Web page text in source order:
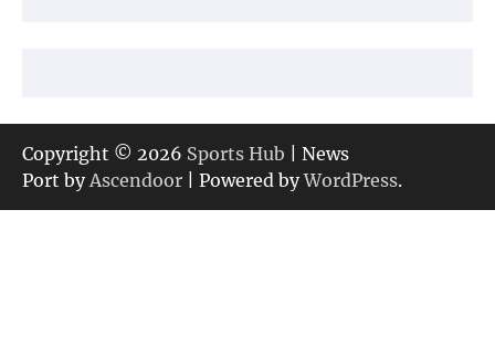
Copyright © 2026 Sports Hub | News
Port byAscendoor | Powered byWordPress.